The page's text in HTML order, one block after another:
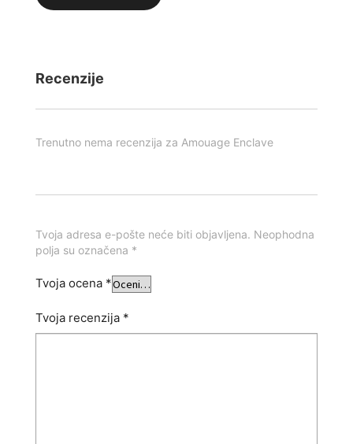
Recenzije
Trenutno nema recenzija za Amouage Enclave
Tvoja adresa e-pošte neće biti objavljena. Neophodna
polja su označena *
Tvoja ocena *
Tvoja recenzija *